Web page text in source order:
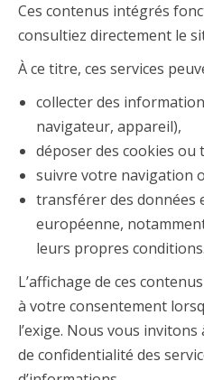
Ces contenus intégrés
consultiez directement le
À ce titre, ces services
collecter des
navigateur, appareil),
déposer des cookies ou
suivre votre navigation
transférer des données
européenne,
leurs propres conditions.
L’affichage de ces
à votre consentement
l’exige. Nous vous
de confidentialité des